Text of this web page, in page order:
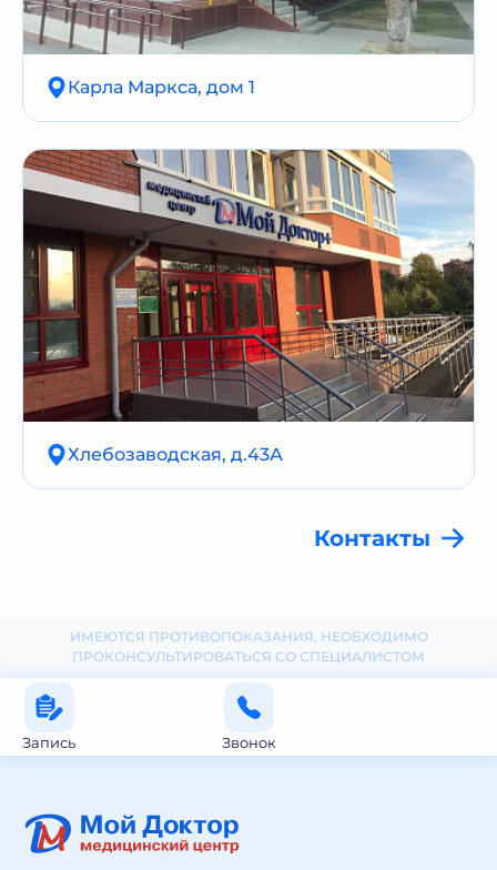
Карла Маркса, дом 1
Хлебозаводская, д.43А
Контакты
ИМЕЮТСЯ ПРОТИВОПОКАЗАНИЯ, НЕОБХОДИМО
ПРОКОНСУЛЬТИРОВАТЬСЯ СО СПЕЦИАЛИСТОМ
Запись Звонок